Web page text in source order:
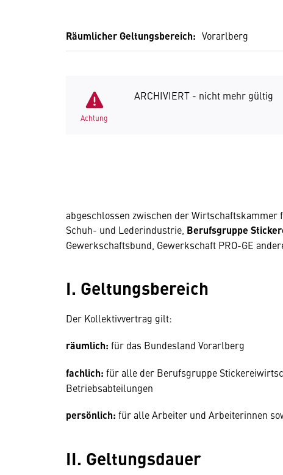
Räumlicher Geltungsbereich: Vorarlberg
Achtung
ARCHIVIERT - nicht mehr gültig
abgeschlossen zwischen der
Schuh- und Lederindustrie, Berufsgruppe
Gewerkschaftsbund, Gewerkschaft PRO-GE
I. Geltungsbereich
Der Kollektivvertrag gilt:
räumlich: für das Bundesland Vorarlberg
fachlich: für alle der Berufsgruppe
Betriebsabteilungen
persönlich: für alle Arbeiter und Arbeiterinnen
II. Geltungsdauer